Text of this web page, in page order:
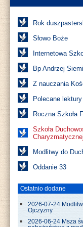
Rok
Słowo Boże
Internetowa
Bp Andrzej
Z nauczania
Polecane lektury
Roczna Szkoła
Szkoła
Charyzmatycznej
Modlitwy do
Oddanie 33
Ostatnio dodane
2026-07-24
Ojczyzny
2026-06-24 Msza